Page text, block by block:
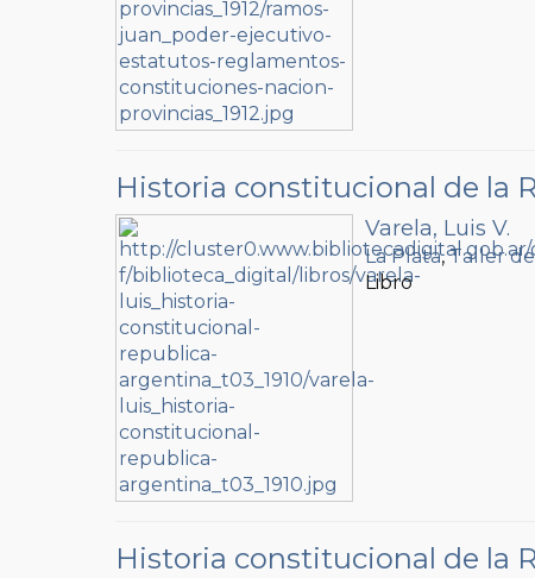
Historia constitucional de la
Varela, Luis V.
La Plata,Taller
Libro
Historia constitucional de la